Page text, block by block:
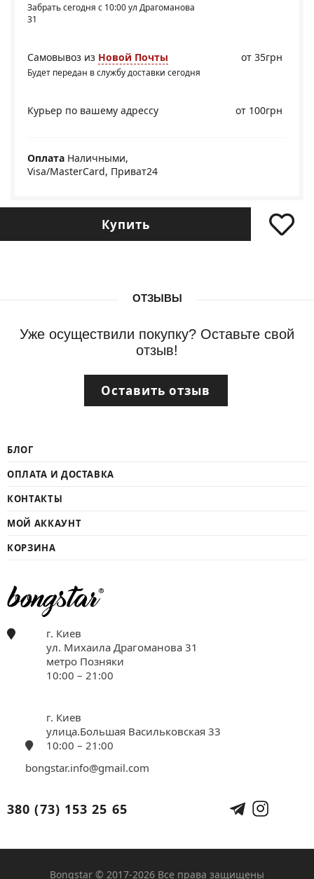
Забрать сегодня с 10:00 ул Драгоманова
31
Самовывоз из Новой Почты
Будет передан в службу доставки сегодня
от 35грн
Курьер по вашему адрессу от 100грн
Оплата Наличными,
Visa/MasterCard, Приват24
Купить
ОТЗЫВЫ
Уже осуществили покупку? Оставьте свой
отзыв!
Оставить отзыв
БЛОГ
ОПЛАТА И ДОСТАВКА
КОНТАКТЫ
МОЙ АККАУНТ
КОРЗИНА
г. Киев
ул. Михаила Драгоманова 31
метро Позняки
10:00 – 21:00
г. Киев
улица.Большая Васильковская 33
10:00 – 21:00
bongstar.info@gmail.com
380 (73) 153 25 65
Bongstar © 2017-2026 Все права защищены